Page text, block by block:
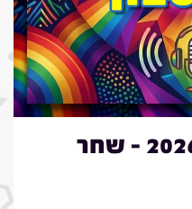
סוף שבוע גאווה 2026 - שחר